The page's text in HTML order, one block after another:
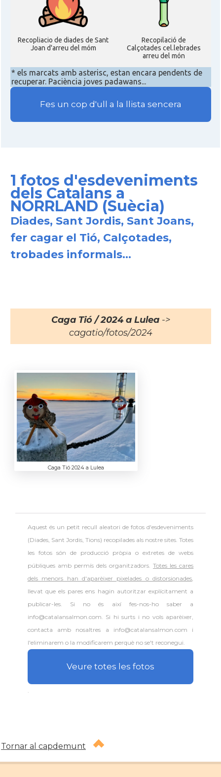
Recopliacio de diades de Sant
Joan d'arreu del móm
Recopilació de
Calçotades cel.lebrades
arreu del món
* els marcats amb asterisc, estan encara pendents de
recuperar. Paciència joves padawans...
Fes un cop d'ull a la llista sencera
1 fotos d'esdeveniments
dels Catalans a
NORRLAND (Suècia)
Diades, Sant Jordis, Sant Joans,
fer cagar el Tió, Calçotades,
trobades informals...
Caga Tió / 2024 a Lulea->
cagatio/fotos/2024
Caga Tió 2024 a Lulea
Aquest és un petit recull aleatori defotos d'esdeveniments
(Diades, Sant Jordis, Tions) recopilades als nostre sites. Totes
les fotos són de producció pròpia o extretes de webs
públiques amb permís dels organitzadors.Totes les cares
dels menors han d'aparèixer pixelades o distorsionades,
llevat que els pares ens hagin autoritzar explícitament a
publicar-les. Si no és així fes-nos-ho saber a
info@catalansalmon.com. Si hi surts i no vols aparèixer,
contacta amb nosaltres a info@catalansalmon.com i
l'eliminarem o la modificarem perquè no se't reconegui.
Veure totes les fotos
Tornar al capdemunt